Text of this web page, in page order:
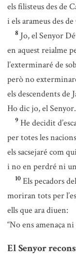
els filisteus des de
i els arameus des
8 Jo, el Senyor
en aquest reialme
l’exterminaré de
però no
els descendents de
Ho dic jo, el Senyor.
9 He decidit
per totes les
els sacsejaré com
i no en perdré ni
10 Els pecadors
moriran tots per
ells que ara diuen:
“No ens amenaça
El Senyor